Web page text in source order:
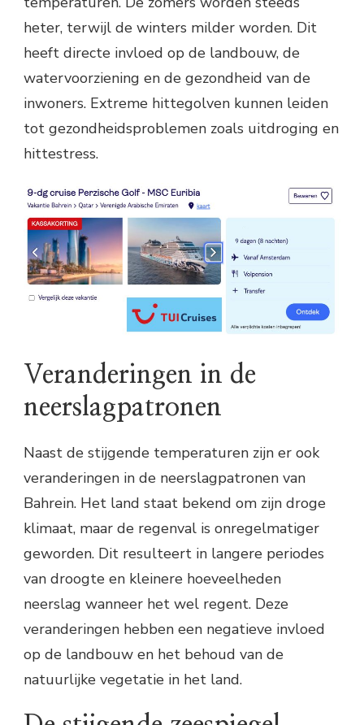
heter, terwijl de winters milder worden. Dit
heeft directe invloed op de landbouw, de
watervoorziening en de gezondheid van de
inwoners. Extreme hittegolven kunnen leiden
tot gezondheidsproblemen zoals uitdroging en
hittestress.
Veranderingen in de
neerslagpatronen
Naast de stijgende temperaturen zijn er ook
veranderingen in de neerslagpatronen van
Bahrein. Het land staat bekend om zijn droge
klimaat, maar de regenval is onregelmatiger
geworden. Dit resulteert in langere periodes
van droogte en kleinere hoeveelheden
neerslag wanneer het wel regent. Deze
veranderingen hebben een negatieve invloed
op de landbouw en het behoud van de
natuurlijke vegetatie in het land.